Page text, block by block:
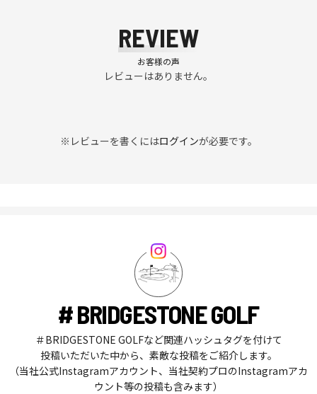
REVIEW
お客様の声
レビューはありません。
※レビューを書くにはログインが必要です。
# BRIDGESTONE GOLF
＃BRIDGESTONE GOLFなど関連ハッシュタグを付けて
投稿いただいた中から、素敵な投稿をご紹介します。
（当社公式Instagramアカウント、当社契約プロのInstagramアカ
ウント等の投稿も含みます）